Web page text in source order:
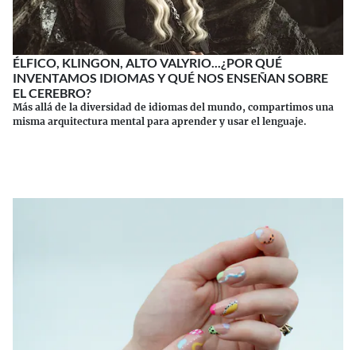
ÉLFICO, KLINGON, ALTO VALYRIO...¿POR QUÉ
INVENTAMOS IDIOMAS Y QUÉ NOS ENSEÑAN SOBRE
EL CEREBRO?
Más allá de la diversidad de idiomas del mundo, compartimos una
misma arquitectura mental para aprender y usar el lenguaje.